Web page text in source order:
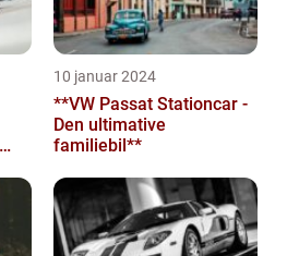
10 januar 2024
**VW Passat Stationcar -
Den ultimative
familiebil**